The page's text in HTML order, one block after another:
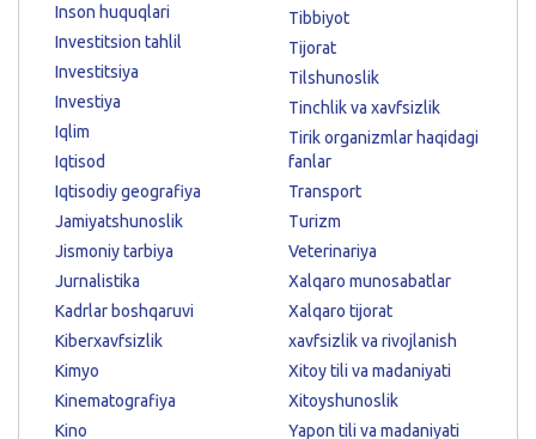
Inson huquqlari
Investitsion tahlil
Investitsiya
Investiya
Iqlim
Iqtisod
Iqtisodiy geografiya
Jamiyatshunoslik
Jismoniy tarbiya
Jurnalistika
Kadrlar boshqaruvi
Kiberxavfsizlik
Kimyo
Kinematografiya
Kino
Tibbiyot
Tijorat
Tilshunoslik
Tinchlik va xavfsizlik
Tirik organizmlar haqidagi
fanlar
Transport
Turizm
Veterinariya
Xalqaro munosabatlar
Xalqaro tijorat
xavfsizlik va rivojlanish
Xitoy tili va madaniyati
Xitoyshunoslik
Yapon tili va madaniyati